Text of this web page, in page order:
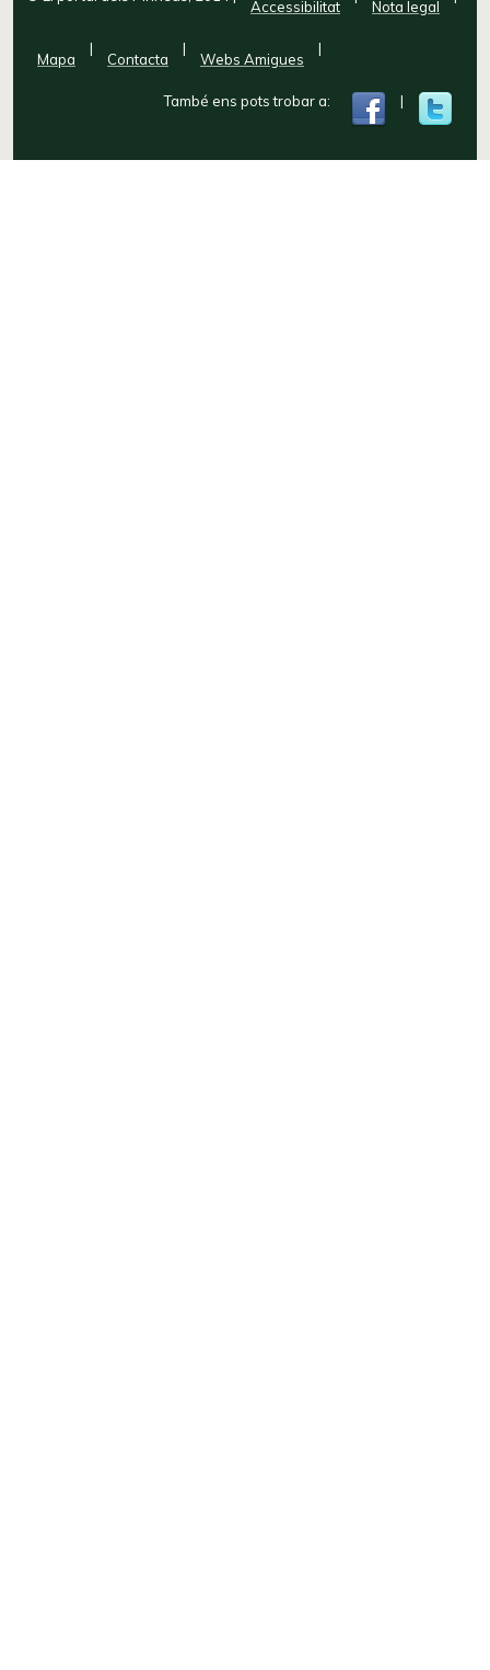
Accessibilitat Nota legal
Mapa
|
Contacta
|
Webs Amigues
|
També ens pots trobar a: |